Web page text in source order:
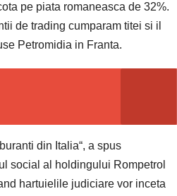
pe piata romaneasca de 32%.
de trading cumparam titei si il
Petromidia in Franta.
din Italia“, a spus
social al holdingului Rompetrol
hartuielile judiciare vor inceta